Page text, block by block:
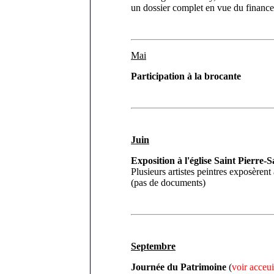
un dossier complet en vue du
Mai
Participation à la brocante
Juin
Exposition à l'église Saint Pierre-
Plusieurs artistes peintres
(pas de documents)
Septembre
Journée du Patrimoine (voir